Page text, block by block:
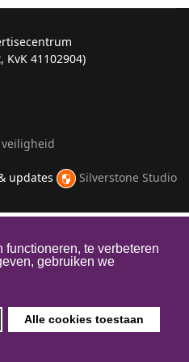
functioneren, te verbeteren
gebruiken we
Alle cookies toestaan
41102904)
updates
Silverstone Studio